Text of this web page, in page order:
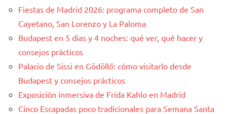
Fiestas de Madrid 2026: programa completo de San
Cayetano, San Lorenzo y La Paloma
Budapest en 5 días y 4 noches: qué ver, qué hacer y
consejos prácticos
Palacio de Sissi en Gödöllő: cómo visitarlo desde
Budapest y consejos prácticos
Exposición inmersiva de Frida Kahlo en Madrid
Cinco Escapadas poco tradicionales para Semana Santa